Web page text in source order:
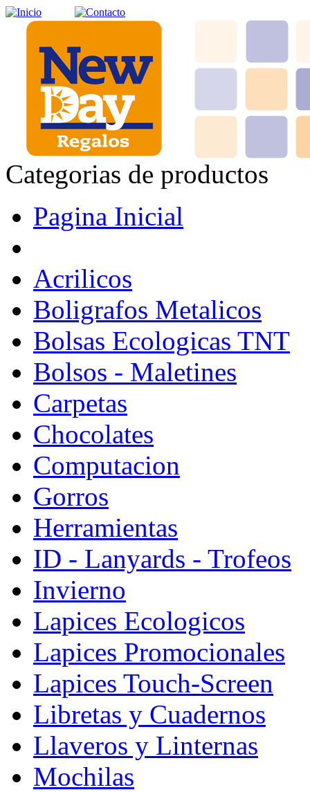
Categorias de productos
Pagina Inicial
Acrilicos
Boligrafos Metalicos
Bolsas Ecologicas TNT
Bolsos - Maletines
Carpetas
Chocolates
Computacion
Gorros
Herramientas
ID - Lanyards - Trofeos
Invierno
Lapices Ecologicos
Lapices Promocionales
Lapices Touch-Screen
Libretas y Cuadernos
Llaveros y Linternas
Mochilas